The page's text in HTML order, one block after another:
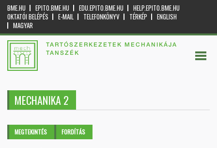
BME.HU EPITO.BME.HU EDU.EPITO.BME.HU
HELP.EPITO.BME.HU
OKTATÓI BELÉPÉS
E-MAIL TELEFONKÖNYV TÉRKÉP
ENGLISH
MAGYAR
TARTÓSZERKEZETEK MECHANIKÁJA
TANSZÉK
MECHANIKA 2
Elsődleges fülek
MEGTEKINTÉS (AKTÍVFORDÍTÁS